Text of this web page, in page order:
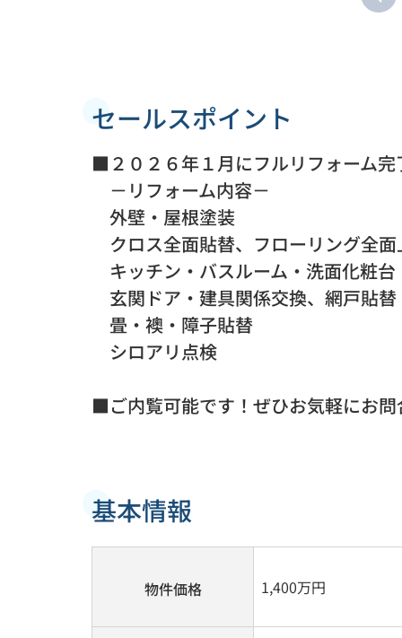
セールスポイント
■２０２６年１月にフルリフォーム完
－リフォーム内容－
外壁・屋根塗装
クロス全面貼替、フローリング全
キッチン・バスルーム・洗面化粧台
玄関ドア・建具関係交換、網戸貼替
畳・襖・障子貼替
シロアリ点検
■ご内覧可能です！ぜひお気軽にお
基本情報
物件価格 1,400万円